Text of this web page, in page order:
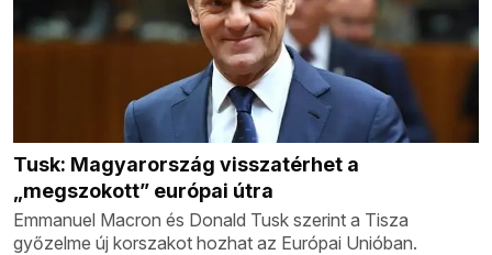
Tusk: Magyarország visszatérhet a
„megszokott” európai útra
Emmanuel Macron és Donald Tusk szerint a Tisza
győzelme új korszakot hozhat az Európai Unióban.